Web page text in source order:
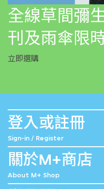
全線草間彌
刊及雨傘限
立即選購
登入或註冊
Sign-in / Register
關於M+商店
About M+ Shop